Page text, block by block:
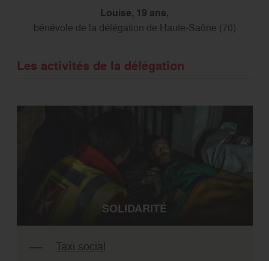
Louise, 19 ans,
bénévole de la délégation de Haute-Saône (70)
Les activités de la délégation
SOLIDARITÉ
Taxi social